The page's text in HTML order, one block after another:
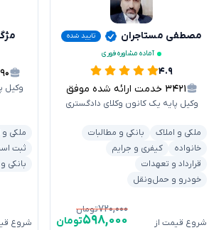
مصطفی مستاجران
تایید شده
آماده مشاوره فوری
۴.۹
۳۴۲۱ خدمت ارائه شده موفق
وکیل پایه یک کانون وکلای دادگستری
ملکی و املاک
بانکی و مطالبات
خانواده
کیفری و جرایم
قرارداد و تعهدات
خودرو و حمل‌ونقل
شروع قیمت از
۷۲۰,۰۰۰تومان
۵۹۸,۰۰۰تومان
وکیل
ملکی و
ثبت
بانکی
شروع